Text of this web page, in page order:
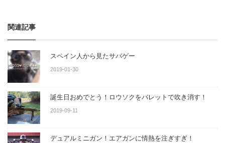
関連記事
スペイン人から見たサバゲー
2019-01-30
誕生日おめでとう！ロウソクをバレットで吹き消す！
2019-09-11
デュアルミニガン！エアガンに情熱を注ぎすぎ！